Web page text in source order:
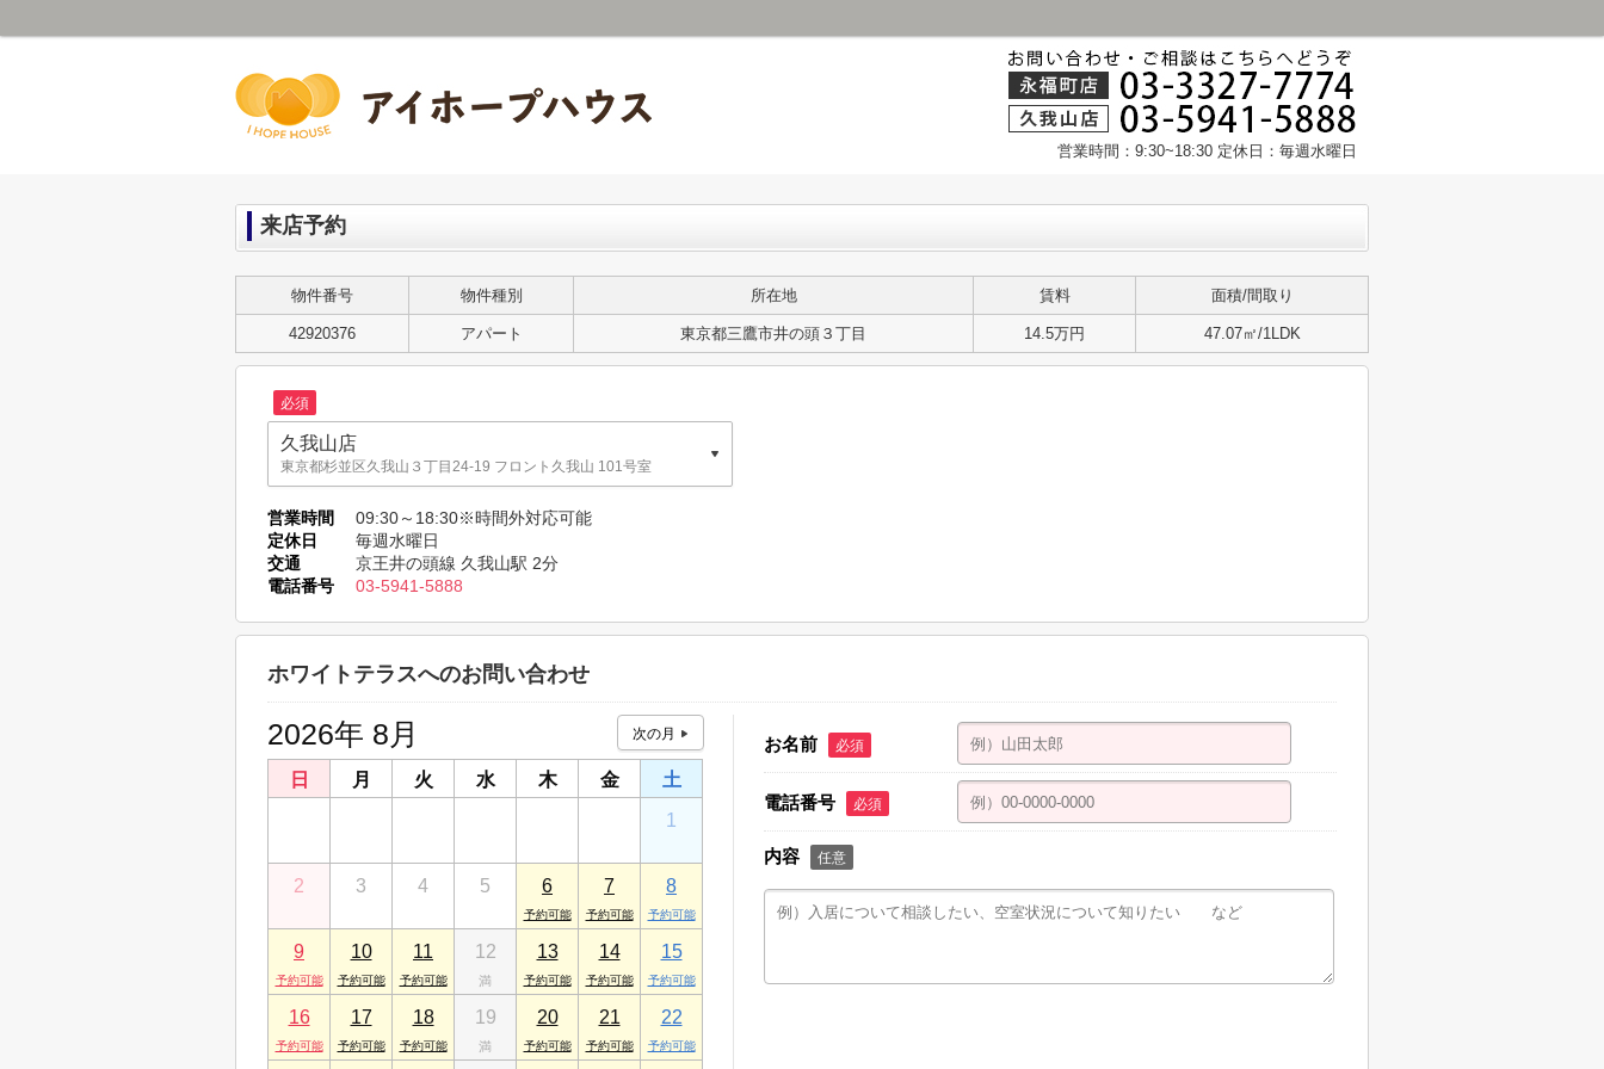
営業時間：9:30~18:30 定休日：毎週水曜日
来店予約
物件番号 物件種別 所在地 賃料 面積/間取り
42920376 アパート 東京都三鷹市井の頭３丁目 14.5万円 47.07㎡/1LDK
必須
久我山店
東京都杉並区久我山３丁目24-19 フロント久我山 101号室
永福町本店
東京都杉並区永福２丁目51-7 畠山方 102号室
久我山店
東京都杉並区久我山３丁目24-19 フロント久我山 101号室
営業時間
09:30～18:30※時間外対応可能
定休日
毎週水曜日
交通
京王井の頭線 久我山駅 2分
電話番号
03-5941-5888
ホワイトテラスへのお問い合わせ
2026年 8月
日 月 火 水 木 金
土
1
2 3 4 5 6 7 8
9 10 11 12 13 14 15
16 17 18 19 20 21 22
お名前 必須
電話番号 必須
内容 任意